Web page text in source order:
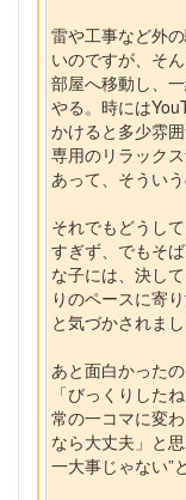
雷や工事など外
いのですが、そ
部屋へ移動し、
やる。時には
かけると多少雰
専用のリラック
あって、そうい
それでもどうし
すぎず、でもそ
な子には、決し
りのペースに寄
と気づかされまし
あと面白かった
「びっくりした
常の一コマに変
なら大丈夫」と
一大事じゃない”